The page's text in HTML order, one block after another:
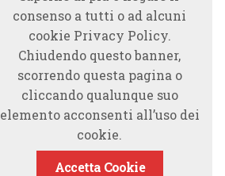
consenso a tutti o ad alcuni
cookie Privacy Policy.
Chiudendo questo banner,
scorrendo questa pagina o
cliccando qualunque suo
elemento acconsenti all’uso dei
cookie.
Accetta Cookie